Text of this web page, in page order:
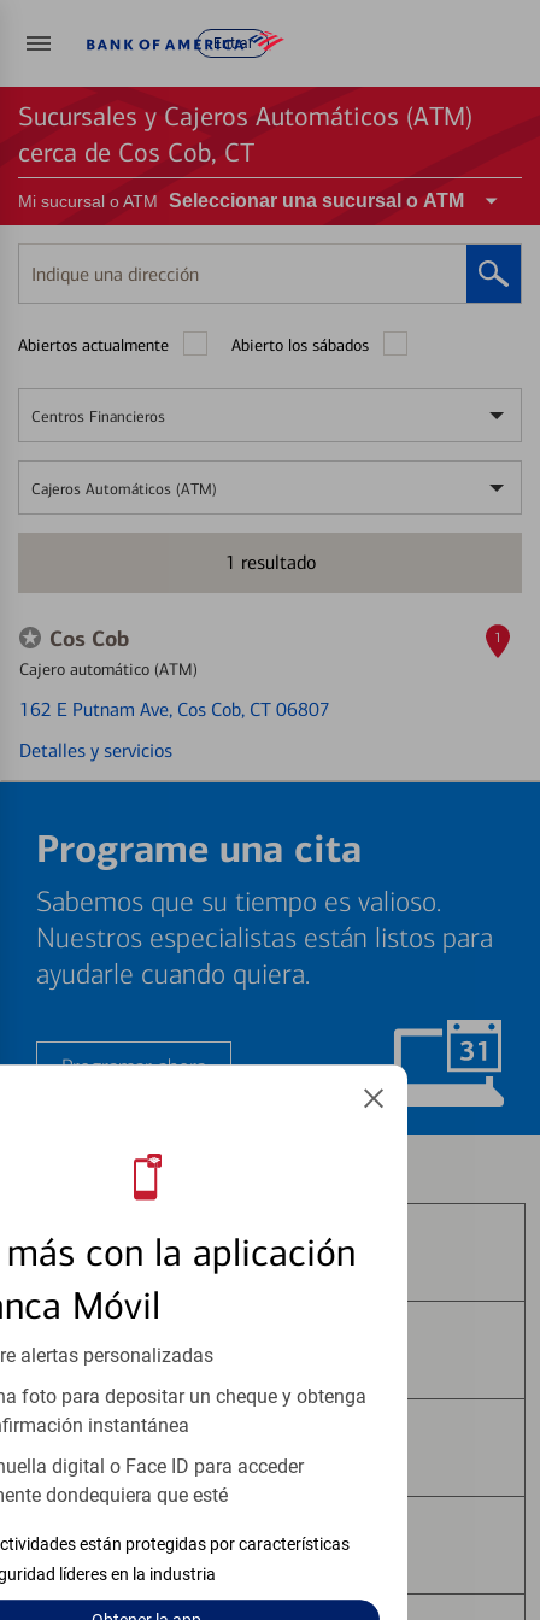
Entrar
con la aplicación
Móvil
alertas personalizadas
foto para depositar un cheque y obtenga
instantánea
digital o Face ID para acceder
dondequiera que esté
están protegidas por características
líderes en la industria
Sucursales y Cajeros Automáticos (ATM)
cerca de Cos Cob, CT
Mi sucursal o ATM Seleccionar una sucursal o ATM
Indique
una
Abiertos actualmente Abierto los sábados
Centros Financieros
Cajeros Automáticos (ATM)
1 resultado
Cos Cob
Cajero automático (ATM)
162 E Putnam Ave, Cos Cob, CT 06807
Detalles y servicios
1
Programe una cita
Sabemos que su tiempo es valioso.
Nuestros especialistas están listos para
ayudarle cuando quiera.
Programar ahora
Los productos de inversión y seguros:
No Están Asegurados por FDIC
No Tienen Garantía Bancaria
No Constituyen Depósitos